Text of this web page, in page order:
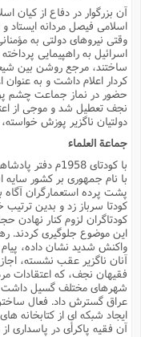
آن بزرگوار در دفاع از کیان
اسلامى فیصل مردانه ایستاد
وقتى نیروهاى دولتى به
اسرائیل به راهپیمایى
ساختند، مرجع روشن بین
کردار اعلام داشت و به عنوان
حضور در نماز جماعت چشم
نجف تعطیل شد و موجى از
دولتیان ناگزیر پوزش خواسته،
جماعة العلماء
با کودتاى 1958م
با نام جمهورى بر کشور
پشت پرده استعمارگران آگاه
کودتا سرباز زد و بدین ترتیب
کودتاگران لزوم کنار نهادن
این موضوع جلوگیرى کردند.
واکنش شدید نشان داده، پیام
آنان ناگزیر عقب نشسته،
فقیهان نجف، که اعتقادات
شهرهاى مختلف گسیل داشت
عراق گسترش داد. فعال
ایجاد شبکه اى از کتابخانه
آن فقیه پاکرأى در پاسدارى